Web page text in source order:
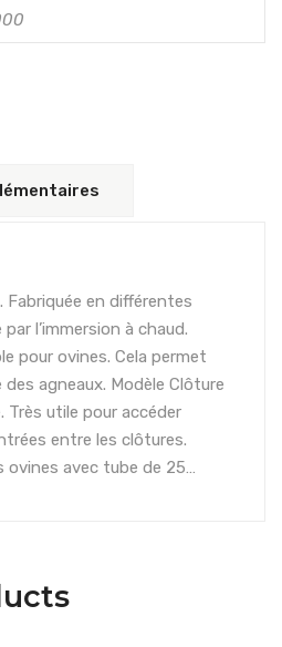
Fabriquée en différentes
l’immersion à chaud.
pour ovines. Cela permet
agneaux. Modèle Clôture
Très utile pour accéder
entre les clôtures.
ovines avec tube de 25…